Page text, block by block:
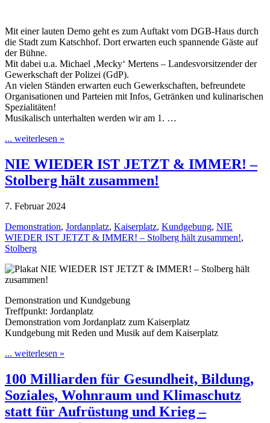
Mit einer lauten Demo geht es zum Auftakt vom DGB-Haus durch
die Stadt zum Katschhof. Dort erwarten euch spannende Gäste auf
der Bühne.
Mit dabei u.a. Michael ‚Mecky‘ Mertens – Landesvorsitzender der
Gewerkschaft der Polizei (GdP).
An vielen Ständen erwarten euch Gewerkschaften, befreundete
Organisationen und Parteien mit Infos, Getränken und kulinarischen
Spezialitäten!
Musikalisch unterhalten werden wir am 1. …
... weiterlesen »
NIE WIEDER IST JETZT & IMMER! –
Stolberg hält zusammen!
7. Februar 2024
Demonstration, Jordanplatz, Kaiserplatz, Kundgebung, NIE
WIEDER IST JETZT & IMMER! – Stolberg hält zusammen!,
Stolberg
Demonstration und Kundgebung
Treffpunkt: Jordanplatz
Demonstration vom Jordanplatz zum Kaiserplatz
Kundgebung mit Reden und Musik auf dem Kaiserplatz
... weiterlesen »
100 Milliarden für Gesundheit, Bildung,
Soziales, Wohnraum und Klimaschutz
statt für Aufrüstung und Krieg –